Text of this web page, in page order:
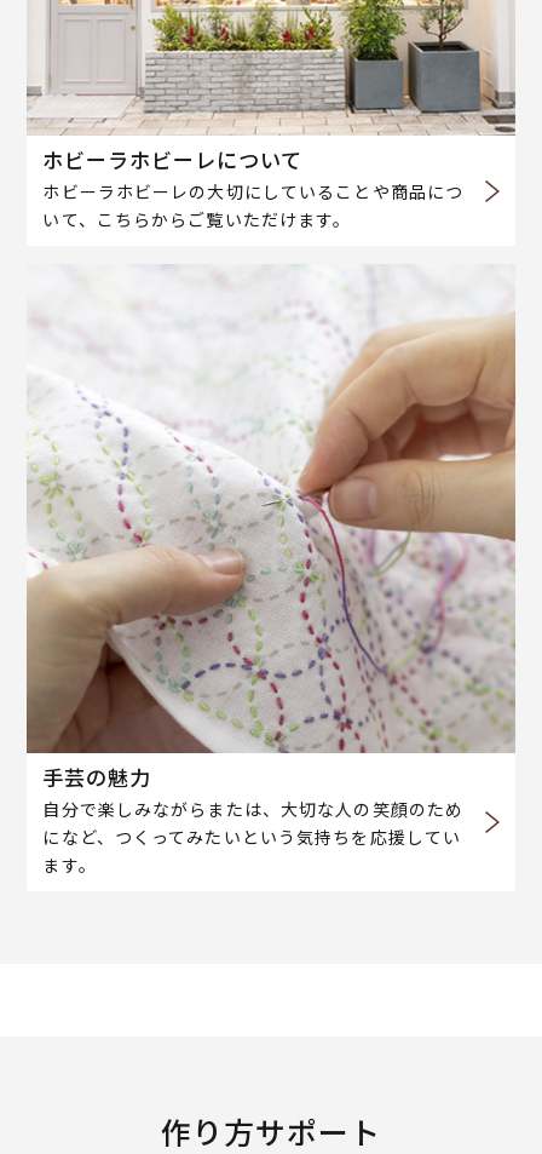
ホビーラホビーレについて
ホビーラホビーレの大切にしていることや商品につ
いて、こちらからご覧いただけます。
手芸の魅力
自分で楽しみながらまたは、大切な人の笑顔のため
になど、つくってみたいという気持ちを応援してい
ます。
作り方サポート